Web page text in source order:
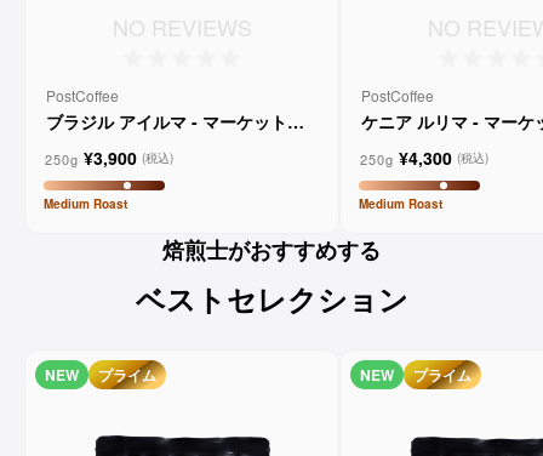
NO REVIEWS
PostCoffee
ブラジル アイルマ - マーケットレ
250g ¥3,900 (税込)
Medium Roast
NO
PostCoffee
ケニア ルリマ - マーケ
250g ¥4,300 (税込)
Medium Roast
焙煎士がおすすめする
ベストセレクション
NEW プライム NEW プライム